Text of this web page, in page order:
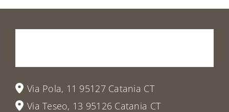
Via Pola, 11 95127 Catania CT
Via Teseo, 13 95126 Catania CT